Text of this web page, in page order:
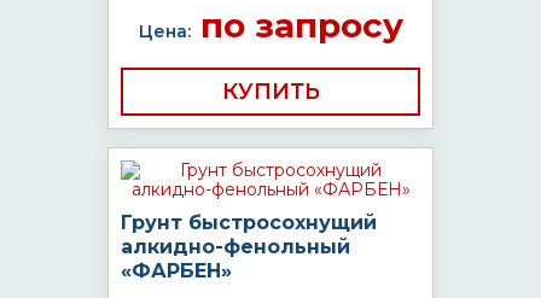
Цена:по запросу
КУПИТЬ
Грунт быстросохнущий
алкидно-фенольный
«ФАРБЕН»